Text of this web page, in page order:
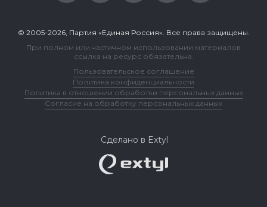
© 2005-2026, Партия «Единая Россия». Все права защищены.
При полном или частичном использовании материалов
ссылка на ресурс обязательна.
Пользовательское соглашение
Политика конфиденциальности
Политика в отношении обработки персональных данных
Согласие на обработку персональных данных
Сделано в Extyl